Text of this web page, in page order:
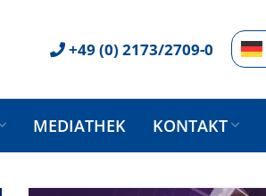
+49 (0) 2173/2709-0
MEDIATHEK KONTAKT